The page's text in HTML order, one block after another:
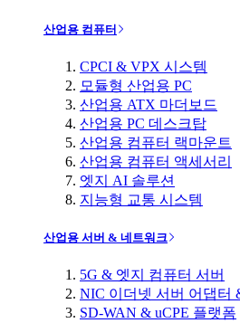
산업용 컴퓨터
CPCI & VPX 시스템
모듈형 산업용 PC
산업용 ATX 마더보드
산업용 PC 데스크탑
산업용 컴퓨터 랙마운트
산업용 컴퓨터 액세서리
엣지 AI 솔루션
지능형 교통 시스템
산업용 서버 & 네트워크
5G & 엣지 컴퓨터 서버
NIC 이더넷 서버 어댑터
SD-WAN & uCPE 플랫폼